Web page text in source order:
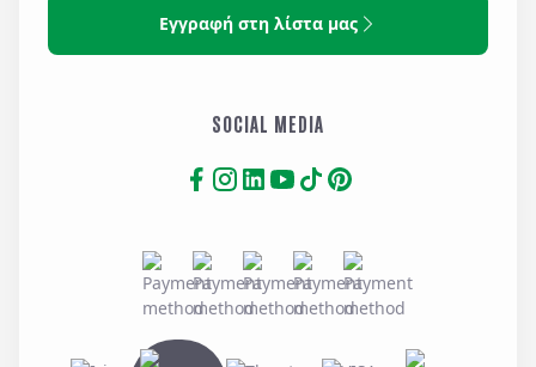
Εγγραφή στη λίστα μας
SOCIAL MEDIA